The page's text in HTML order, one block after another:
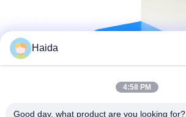
Haida
4:58 PM
Good day, what product are you looking for?